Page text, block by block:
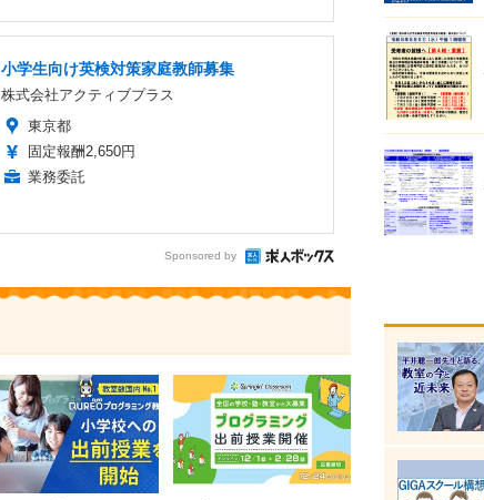
小学生向け英検対策家庭教師募集
株式会社アクティブプラス
東京都
固定報酬2,650円
業務委託
Sponsored by